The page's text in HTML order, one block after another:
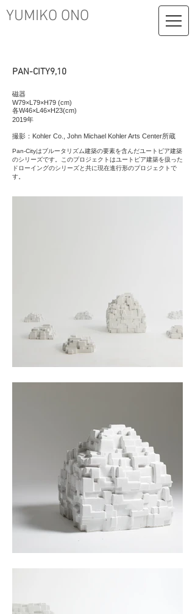
​YUMIKO ONO
PAN-CITY9,10
磁器
W79×L79×H79 (cm)
各W46×L46×H23(cm)
2019年
撮影：Kohler Co., John Michael Kohler Arts Center所蔵
Pan-Cityはブルータリズム建築の要素を含んだユートピア建築
のシリーズです。このプロジェクトはユートピア建築を扱った
ドローイングのシリーズと共に現在進行形のプロジェクトで
す。